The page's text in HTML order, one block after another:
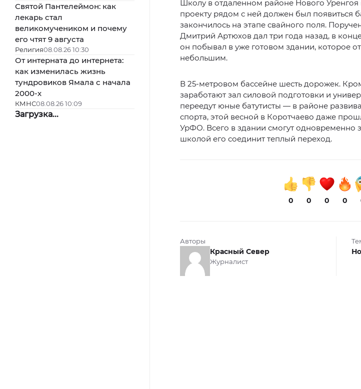
Святой Пантелеймон: как
лекарь стал
великомучеником и почему
его чтят 9 августа
Религия08.08.26 10:30
От интерната до интернета:
как изменилась жизнь
тундровиков Ямала с начала
2000-х
КМНС08.08.26 10:09
Загрузка...
Школу в отдаленном районе Нового Уренгоя
проекту рядом с ней должен был появиться
закончилось на этапе свайного поля.
Дмитрий Артюхов дал три года назад, в конце
он побывал в уже готовом здании, которое
небольшим.
В 25-метровом бассейне шесть дорожек.
заработают зал силовой подготовки и
переедут юные батутисты — в районе
спорта, этой весной в Коротчаево даже
УрФО. Всего в здании смогут одновременно
школой его соединит теплый переход.
0 0 0 0
Авторы
Красный Север
Журналист